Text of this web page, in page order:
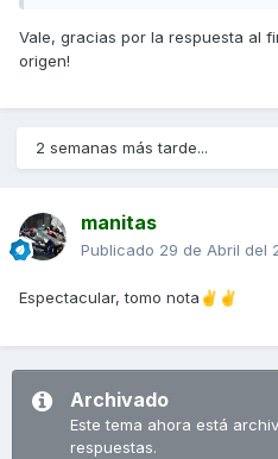
Vale, gracias por la respuesta al
origen!
2 semanas más tarde...
manitas
Publicado 29 de Abril del
Espectacular, tomo nota ✌️ ✌️
Archivado
Este tema ahora está
respuestas.